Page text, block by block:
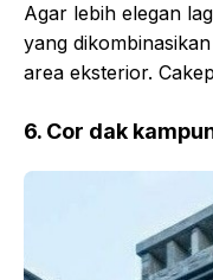
Agar lebih elegan
yang
area eksterior.
6. Cor dak